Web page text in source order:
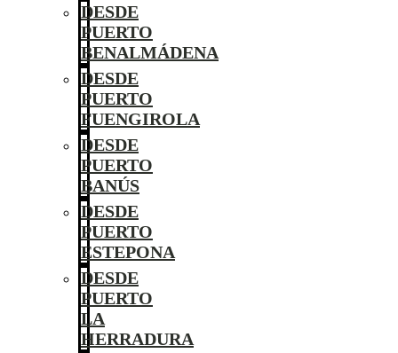
DESDE
PUERTO
BENALMÁDENA
DESDE
PUERTO
FUENGIROLA
DESDE
PUERTO
BANÚS
DESDE
PUERTO
ESTEPONA
DESDE
PUERTO
LA
HERRADURA